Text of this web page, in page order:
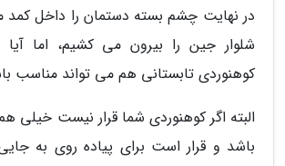
در نهایت چشم بسته دستمان را داخل کمد
شلوار جین را بیرون می کشیم، اما آیا
کوهنوردی تابستانی هم می تواند مناسب
البته اگر کوهنوردی شما قرار نیست
باشد و قرار است برای پیاده روی به